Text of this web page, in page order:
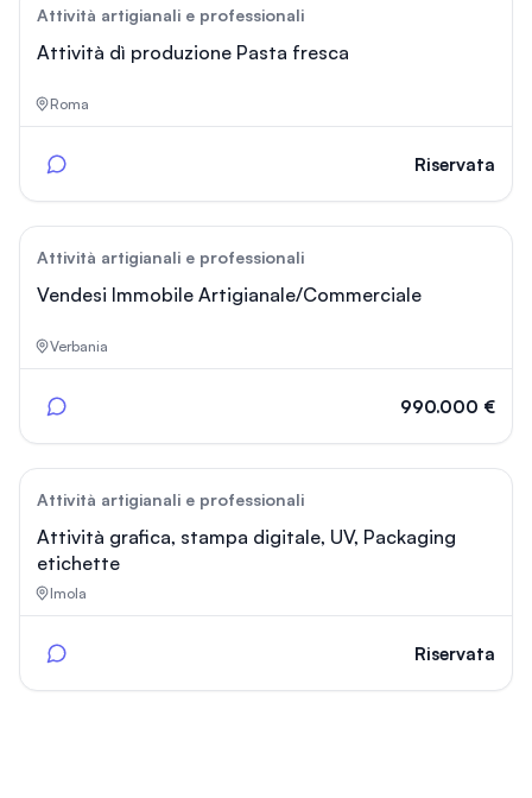
Attività artigianali e professionali
Attività dì produzione Pasta fresca
Roma
Riservata
Attività artigianali e professionali
Vendesi Immobile Artigianale/Commerciale
Verbania
990.000 €
Attività artigianali e professionali
Attività grafica, stampa digitale, UV, Packaging
etichette
Imola
Riservata